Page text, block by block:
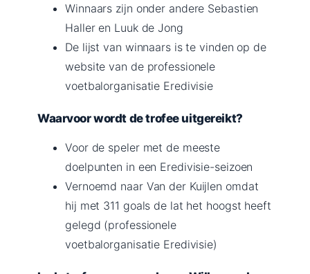
Winnaars zijn onder andere Sebastien
Haller en Luuk de Jong
De lijst van winnaars is te vinden op de
website van de professionele
voetbalorganisatie Eredivisie
Waarvoor wordt de trofee uitgereikt?
Voor de speler met de meeste
doelpunten in een Eredivisie-seizoen
Vernoemd naar Van der Kuijlen omdat
hij met 311 goals de lat het hoogst heeft
gelegd (professionele
voetbalorganisatie Eredivisie)